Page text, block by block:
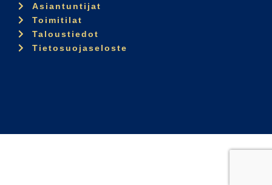
Asiantuntijat
Toimitilat
Taloustiedot
Tietosuojaseloste